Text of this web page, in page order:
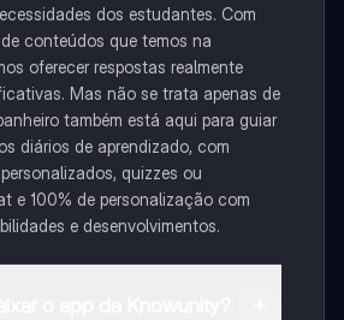
dos estudantes. Com
conteúdos que temos na
oferecer respostas realmente
Mas não se trata apenas de
também está aqui para guiar
diários de aprendizado, com
quizzes ou
e 100% de personalização com
e desenvolvimentos.